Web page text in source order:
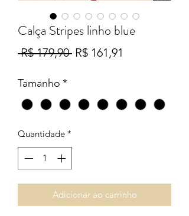
Calça Stripes linho blue
R$ 179,90 Preço
R$ 161,91
Tamanho *
Quantidade *
Adicionar ao carrinho